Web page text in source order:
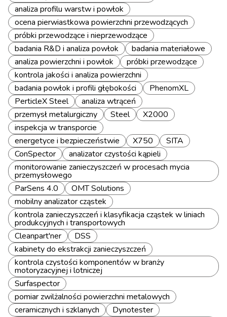
analiza profilu warstw i powłok
ocena pierwiastkowa powierzchni przewodzących
próbki przewodzące i nieprzewodzące
badania R&D i analiza powłok
badania materiałowe
analiza powierzchni i powłok
próbki przewodzące
kontrola jakości i analiza powierzchni
badania powłok i profili głębokości
PhenomXL
PerticleX Steel
analiza wtrąceń
przemysł metalurgiczny
Steel
X2000
inspekcja w transporcie
energetyce i bezpieczeństwie
X750
SITA
ConSpector
analizator czystości kąpieli
monitorowanie zanieczyszczeń w procesach mycia
przemysłowego
ParSens 4.0
OMT Solutions
mobilny analizator cząstek
kontrola zanieczyszczeń i klasyfikacja cząstek w liniach
produkcyjnych i transportowych
Cleanpart'ner
DSS
kabinety do ekstrakcji zanieczyszczeń
kontrola czystości komponentów w branży
motoryzacyjnej i lotniczej
Surfaspector
pomiar zwilżalności powierzchni metalowych
ceramicznych i szklanych
Dynotester